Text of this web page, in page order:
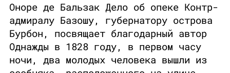
Оноре де Бальзак Дело об опеке Контр-
адмиралу Базошу, губернатору острова
Бурбон, посвящает благодарный автор
Однажды в 1828 году, в первом часу
ночи, два молодых человека вышли из